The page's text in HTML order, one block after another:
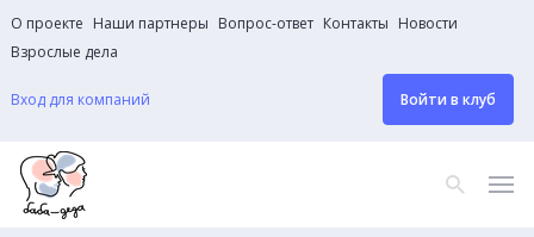
О проекте Наши партнеры Вопрос-ответ Контакты Новости
Взрослые дела
Вход для компаний Войти в клуб